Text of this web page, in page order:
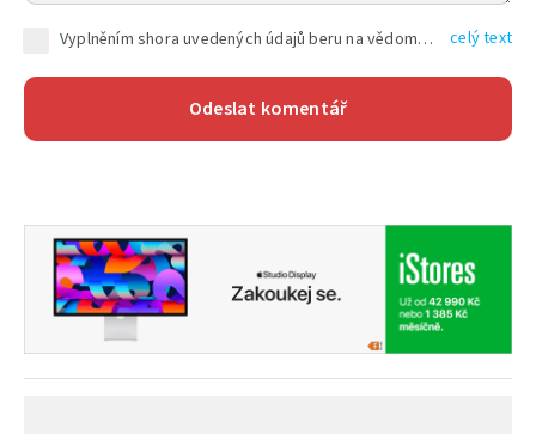
Vyplněním shora uvedených údajů beru na vědomí, že společnost TEXT FACTORY s.r.o., sídlem Brno, Durďákova 336/29, Černá Pole, PSČ: 613 00, IČ: 06157831, zapsané u Krajského soudu v Brně, oddíl C, vložka 100399, bude zpracovávat mé osobní údaje uvedené v rámci mnou vyplněného registračního formuláře na základě oprávněných zájmů TEXT FACTORY s.r.o. dle čl. 6 odst. 1 písm. f) GDPR a pro splnění právních povinností (čl. 6 odst. 1 písm. c) GDPR), a to pro tyto účely: nezbytnost zajistit oprávnění návštěvníka webových stránek provozovaných společností TEXT FACTORY s.r.o. přispívat aktivně ke zveřejněným článkům nebo v rámci diskusních fór a výkon práv TEXT FACTORY s.r.o. jako administrátora těchto diskusních fór. Více informací o zpracování osobních údajů a právech lze nalézt v celý text